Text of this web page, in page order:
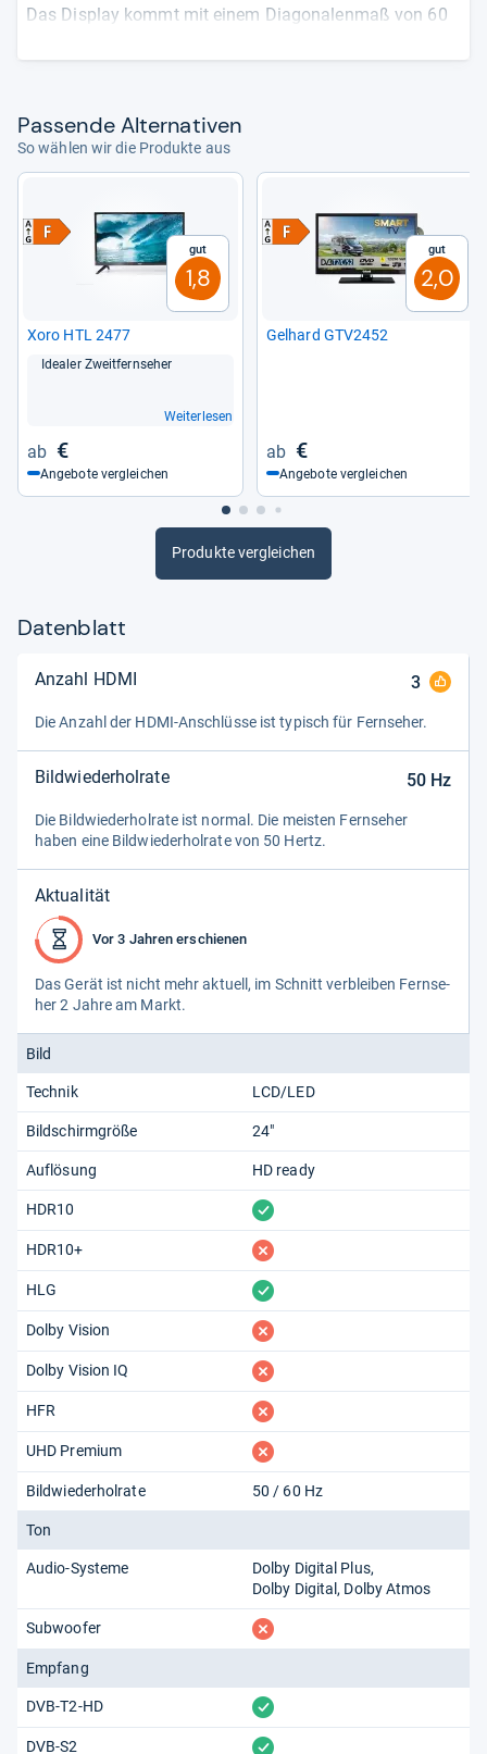
Das Display kommt mit einem Diagonalenmaß von 60
hätte es hier auch Full-HD-Schärfe sein dürfen - aber
man sich für die Implementierung von Android-Software
entschieden, die Streaming-Content beispielsweise von
Netflix und Prime reinzuholen vermag. In die
Nutzung der Sprachsteuerung Google Assistant ist also
keine zusätzliche Hardware erforderlich. Erwartbar
klangschwach die Stereo-Soundausgabe. Externe
Audiokomponenten wären beispielsweise über einen
kabelgebundenen Audio-Digitalausgang andockbar.
Oder kabellos-bequem per Bluetooth.
Richard Winter
Pas­sende Alter­na­ti­ven
So wählen wir die Produkte aus
Gut
1,8
Xoro HTL 2477
Idea­ler Zweit­fern­se­her
Weiterlesen
€
Angebote vergleichen
Gut
2,0
Gel­hard GTV2452
€
Angebote vergleichen
Produkte vergleichen
Datenblatt
Anzahl HDMI 3
Die Anzahl der HDMI-​Anschlüsse ist typisch für Fern­se­her.
Bildwiederholrate 50Hz
Die Bild­wie­der­hol­rate ist nor­mal. Die meis­ten Fern­se­her
haben eine Bild­wie­der­hol­rate von 50 Hertz.
Aktualität
Vor 3 Jahren erschienen
Das Gerät ist nicht mehr aktu­ell, im Schnitt ver­blei­ben Fern­se­
her 2 Jahre am Markt.
Bild
Technik LCD/LED
Bildschirmgröße 24"
Auflösung HD ready
HDR10 vorhanden
HDR10+ fehlt
HLG vorhanden
Dolby Vision fehlt
Dolby Vision IQ fehlt
HFR fehlt
UHD Premium fehlt
Bildwiederholrate 50 / 60 Hz
Ton
Audio-Systeme
Dolby Digital Plus
Dolby Digital
Dolby Atmos
Subwoofer fehlt
Empfang
DVB-T2-HD vorhanden
DVB-S2 vorhanden